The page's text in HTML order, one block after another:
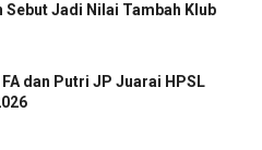
Sebut Jadi Nilai Tambah Klub
dan Putri JP Juarai HPSL